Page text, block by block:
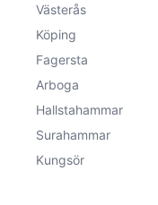
Västerås
Köping
Fagersta
Arboga
Hallstahammar
Surahammar
Kungsör